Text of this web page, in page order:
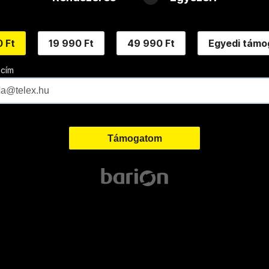
Ft 19 990 Ft 49 990 Ft Egyedi